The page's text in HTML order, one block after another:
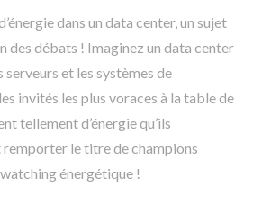
dans un data center, un sujet
des débats ! Imaginez un data center
serveurs et les systèmes de
invités les plus voraces à la table de
tellement d’énergie qu’ils
le titre de champions
énergétique !